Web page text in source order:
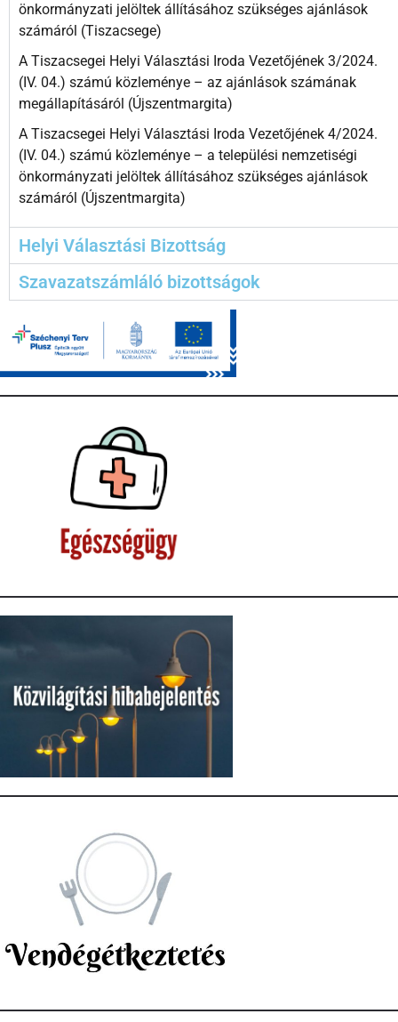
önkormányzati jelöltek állításához szükséges ajánlások
számáról (Tiszacsege)
A Tiszacsegei Helyi Választási Iroda Vezetőjének 3/2024.
(IV. 04.) számú közleménye – az ajánlások számának
megállapításáról (Újszentmargita)
A Tiszacsegei Helyi Választási Iroda Vezetőjének 4/2024.
(IV. 04.) számú közleménye – a települési nemzetiségi
önkormányzati jelöltek állításához szükséges ajánlások
számáról (Újszentmargita)
Helyi Választási Bizottság
Szavazatszámláló bizottságok